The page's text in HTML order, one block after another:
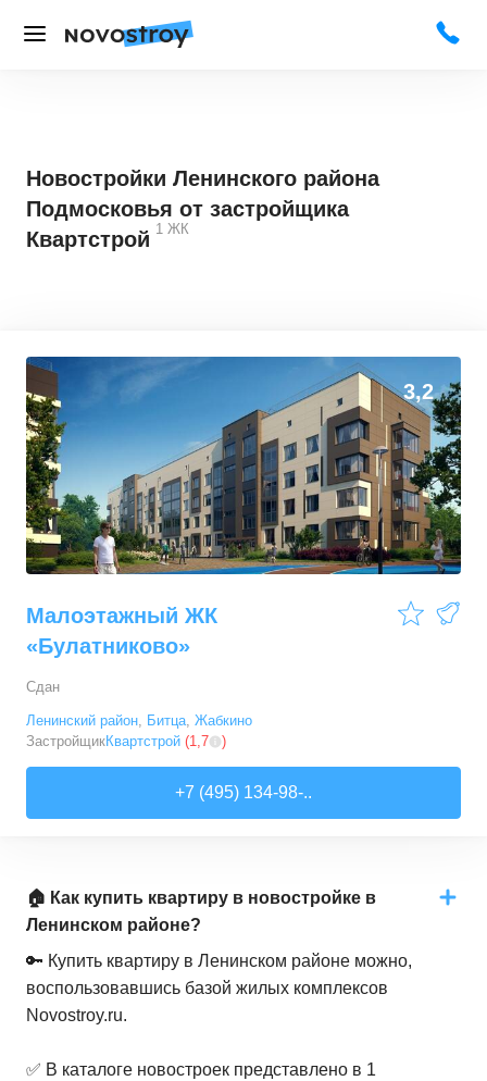
Новостройки Ленинского района
Подмосковья от застройщика
Квартстрой 1 ЖК
3,2
Малоэтажный ЖК
«Булатниково»
Сдан
Ленинский район, Битца, Жабкино
ЗастройщикКвартстрой (1,7 )
+7 (495) 134-98-..
🏠 Как купить квартиру в новостройке в
Ленинском районе?
🔑 Купить квартиру в Ленинском районе можно,
воспользовавшись базой жилых комплексов
Novostroy.ru.
✅ В каталоге новостроек представлено в 1